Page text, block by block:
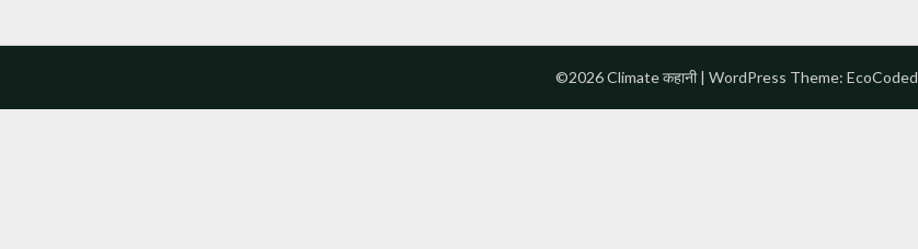
©2026 Climate कहानी| WordPress Theme: EcoCoded